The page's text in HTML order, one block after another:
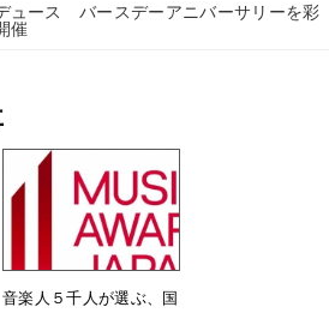
ュース バースデーアニバーサリーを彩
催
音楽人５千人が選ぶ、国